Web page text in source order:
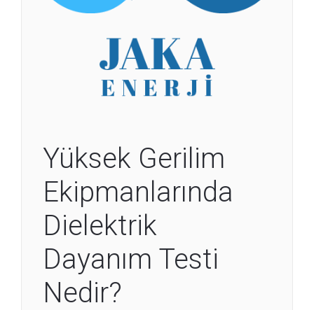
Yüksek Gerilim
Ekipmanlarında
Dielektrik
Dayanım Testi
Nedir?